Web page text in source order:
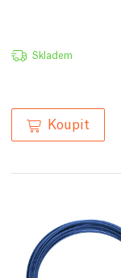
Skladem
Koupit